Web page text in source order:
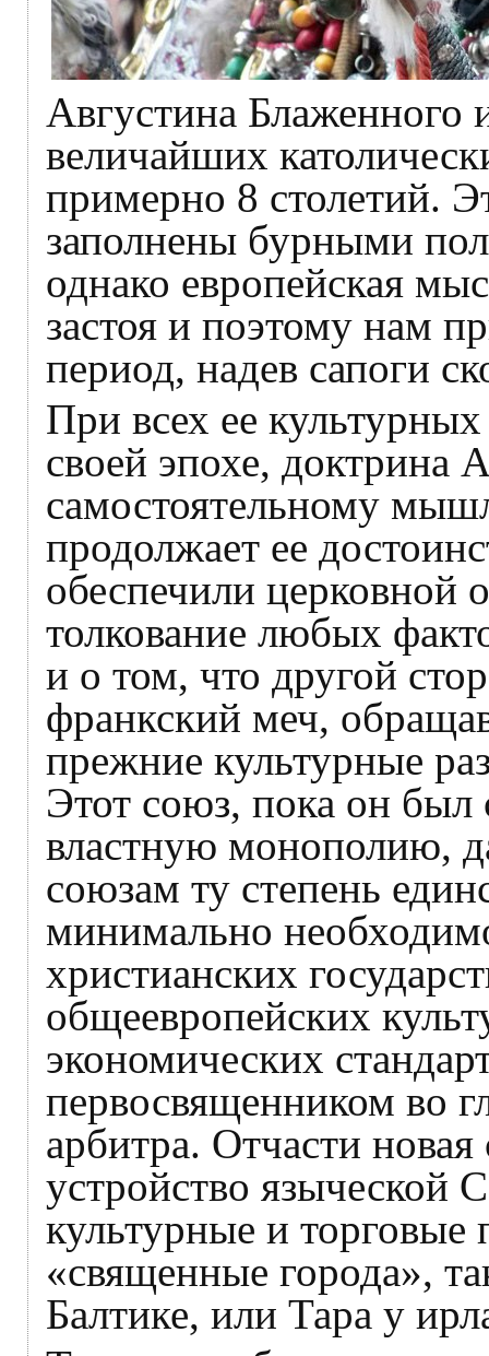
Августина
величайших
примерно 8 столетий.
заполнены бурными
однако европейская
застоя и поэтому нам
период, надев сапоги
При всех ее
своей эпохе, доктрина
самостоятельному
продолжает ее
обеспечили церковной
толкование любых
и о том, что другой
франкский меч,
прежние культурные
Этот союз, пока он был
властную монополию,
союзам ту степень
минимально
христианских
общеевропейских
экономических
первосвященником во
арбитра. Отчасти новая
устройство языческой
культурные и торговые
«священные города»,
Балтике, или Тара у